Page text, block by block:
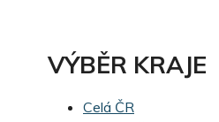
VÝBĚR KRAJE
Celá ČR